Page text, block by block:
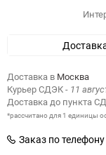
Доставка в Москва
Курьер СДЭК- 11
Доставка до пункта
*рассчитано для 1 единицы
Заказ по телефону